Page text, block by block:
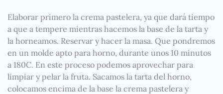
Elaborar primero la crema pastelera, ya que dará tiempo
a que a tempere mientras hacemos la base de la tarta y
la horneamos. Reservar y hacer la masa. Que pondremos
en un molde apto para horno, durante unos 10 minutos
a 180C. En este proceso podemos aprovechar para
limpiar y pelar la fruta. Sacamos la tarta del horno,
colocamos encima de la base la crema pastelera y